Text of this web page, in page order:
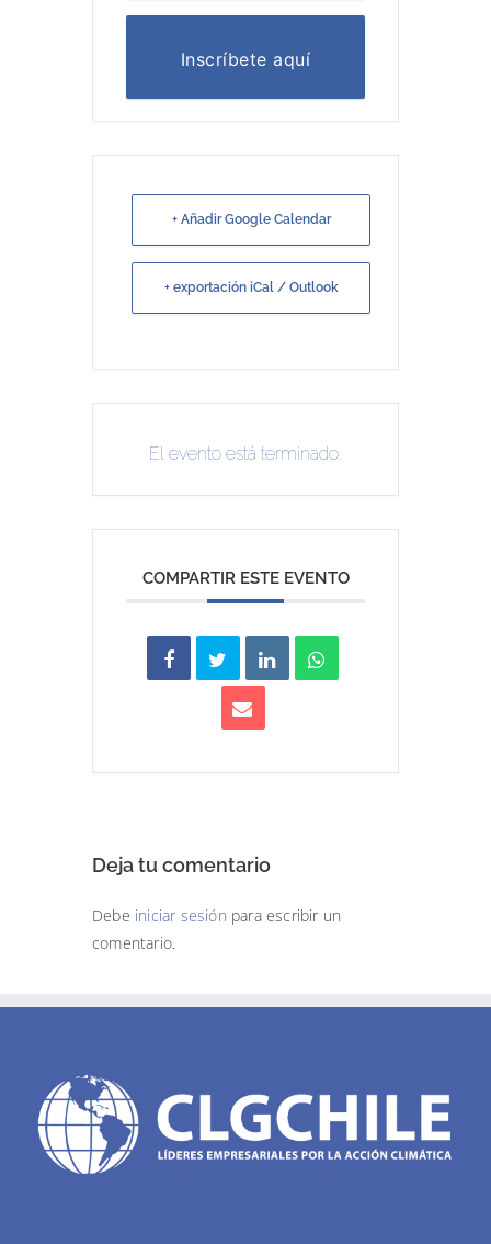
Inscríbete aquí
+ Añadir Google Calendar
+ exportación iCal / Outlook
El evento está terminado.
COMPARTIR ESTE EVENTO
Deja tu comentario
Debe iniciar sesión para escribir un
comentario.